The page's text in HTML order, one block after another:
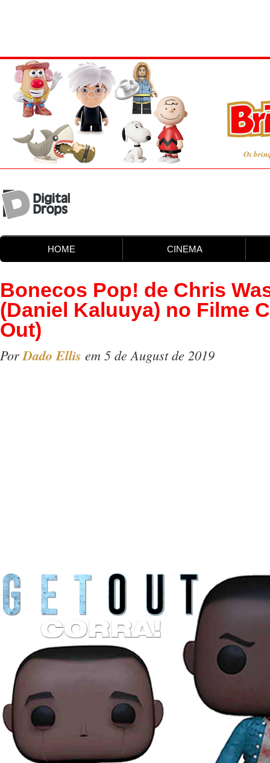
Os
HOME CINEMA
Bonecos Pop! de Chris
(Daniel Kaluuya) no Filme
Out)
PorDado Ellis em 5 de August de 2019